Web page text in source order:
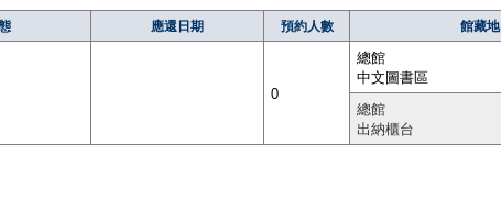
應還日期 預約人數 館藏地
0
總館
中文圖書區
總館
出納櫃台